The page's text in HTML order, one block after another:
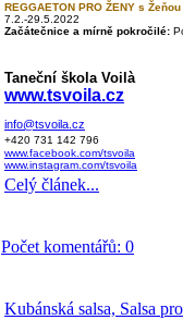
REGGAETON PRO ŽENY s Žeňou
7.2.-29.5.2022
Začátečnice a mírně pokročilé:
Taneční škola Voilà
www.tsvoila.cz
info@tsvoila.cz
+420 731 142 796
www.facebook.com/tsvoila
www.instagram.com/tsvoila
Celý článek...
Počet komentářů: 0
Kubánská salsa, Salsa